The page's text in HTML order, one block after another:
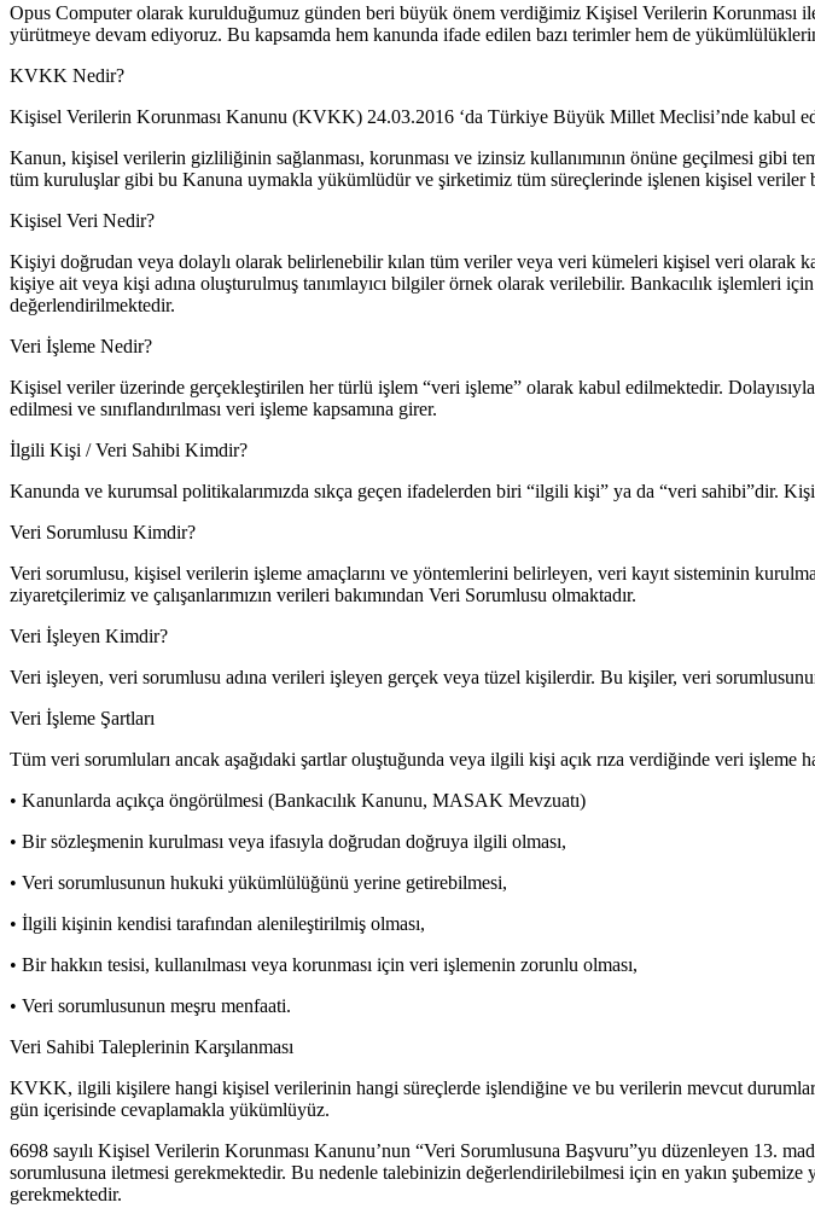
Opus Computer olarak kurulduğumuz günden beri büyük önem verdiğimiz Kişisel Verilerin Korunması
yürütmeye devam ediyoruz. Bu kapsamda hem kanunda ifade edilen bazı terimler hem de
KVKK Nedir?
Kişisel Verilerin Korunması Kanunu (KVKK) 24.03.2016 ‘da Türkiye Büyük Millet Meclisi’nde kabul
Kanun, kişisel verilerin gizliliğinin sağlanması, korunması ve izinsiz kullanımının önüne geçilmesi gibi
tüm kuruluşlar gibi bu Kanuna uymakla yükümlüdür ve şirketimiz tüm süreçlerinde işlenen kişisel veriler
Kişisel Veri Nedir?
Kişiyi doğrudan veya dolaylı olarak belirlenebilir kılan tüm veriler veya veri kümeleri kişisel veri olarak
kişiye ait veya kişi adına oluşturulmuş tanımlayıcı bilgiler örnek olarak verilebilir. Bankacılık işlemleri
değerlendirilmektedir.
Veri İşleme Nedir?
Kişisel veriler üzerinde gerçekleştirilen her türlü işlem “veri işleme” olarak kabul edilmektedir.
edilmesi ve sınıflandırılması veri işleme kapsamına girer.
İlgili Kişi / Veri Sahibi Kimdir?
Kanunda ve kurumsal politikalarımızda sıkça geçen ifadelerden biri “ilgili kişi” ya da “veri sahibi”dir.
Veri Sorumlusu Kimdir?
Veri sorumlusu, kişisel verilerin işleme amaçlarını ve yöntemlerini belirleyen, veri kayıt sisteminin
ziyaretçilerimiz ve çalışanlarımızın verileri bakımından Veri Sorumlusu olmaktadır.
Veri İşleyen Kimdir?
Veri işleyen, veri sorumlusu adına verileri işleyen gerçek veya tüzel kişilerdir. Bu kişiler, veri
Veri İşleme Şartları
Tüm veri sorumluları ancak aşağıdaki şartlar oluştuğunda veya ilgili kişi açık rıza verdiğinde veri işleme
• Kanunlarda açıkça öngörülmesi (Bankacılık Kanunu, MASAK Mevzuatı)
• Bir sözleşmenin kurulması veya ifasıyla doğrudan doğruya ilgili olması,
• Veri sorumlusunun hukuki yükümlülüğünü yerine getirebilmesi,
• İlgili kişinin kendisi tarafından alenileştirilmiş olması,
• Bir hakkın tesisi, kullanılması veya korunması için veri işlemenin zorunlu olması,
• Veri sorumlusunun meşru menfaati.
Veri Sahibi Taleplerinin Karşılanması
KVKK, ilgili kişilere hangi kişisel verilerinin hangi süreçlerde işlendiğine ve bu verilerin mevcut
gün içerisinde cevaplamakla yükümlüyüz.
6698 sayılı Kişisel Verilerin Korunması Kanunu’nun “Veri Sorumlusuna Başvuru”yu düzenleyen 13.
sorumlusuna iletmesi gerekmektedir. Bu nedenle talebinizin değerlendirilebilmesi için en yakın şubemize
gerekmektedir.